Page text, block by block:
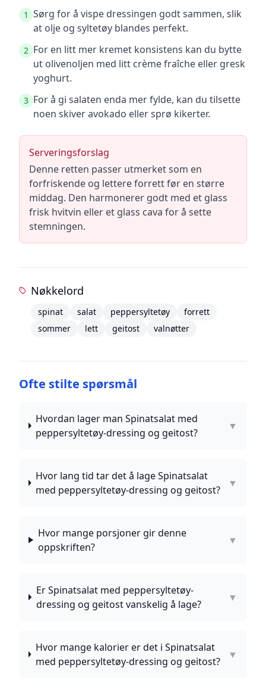
1 Sørg for å vispe dressingen godt sammen, slik
at olje og syltetøy blandes perfekt.
2 For en litt mer kremet konsistens kan du bytte
ut olivenoljen med litt crème fraîche eller gresk
yoghurt.
3 For å gi salaten enda mer fylde, kan du tilsette
noen skiver avokado eller sprø kikerter.
Serveringsforslag
Denne retten passer utmerket som en
forfriskende og lettere forrett før en større
middag. Den harmonerer godt med et glass
frisk hvitvin eller et glass cava for å sette
stemningen.
Nøkkelord
spinat salat peppersyltetøy
forrett
sommer
lett geitost valnøtter
Ofte stilte spørsmål
Hvordan lager man Spinatsalat med
peppersyltetøy-dressing og geitost?
▼
Hvor lang tid tar det å lage Spinatsalat
med peppersyltetøy-dressing og geitost?
▼
Hvor mange porsjoner gir denne
oppskriften?
▼
Er Spinatsalat med peppersyltetøy-
dressing og geitost vanskelig å lage?
▼
Hvor mange kalorier er det i Spinatsalat
med peppersyltetøy-dressing og geitost?
▼